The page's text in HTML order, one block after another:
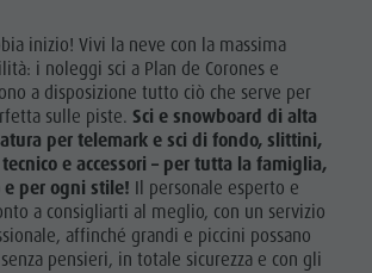
inizio! Vivi la neve con la massima
i noleggi sci a Plan de Corones e
a disposizione tutto ciò che serve per
sulle piste. Sci e snowboard di alta
per telemark e sci di fondo, slittini,
e accessori – per tutta la famiglia,
per ogni stile! Il personale esperto e
a consigliarti al meglio, con un servizio
affinché grandi e piccini possano
pensieri, in totale sicurezza e con gli